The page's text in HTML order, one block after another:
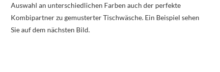
Auswahl an unterschiedlichen Farben auch der perfekte
Kombipartner zu gemusterter Tischwäsche. Ein Beispiel sehen
Sie auf dem nächsten Bild.